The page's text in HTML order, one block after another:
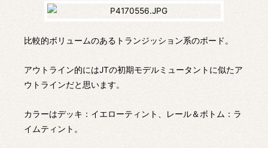
比較的ボリュームのあるトランジッション系のボード。
アウトライン的にはJTの初期モデルミュータントに似たア
ウトラインだと思います。
カラーはデッキ：イエローティント、レール＆ボトム：ラ
イムティント。